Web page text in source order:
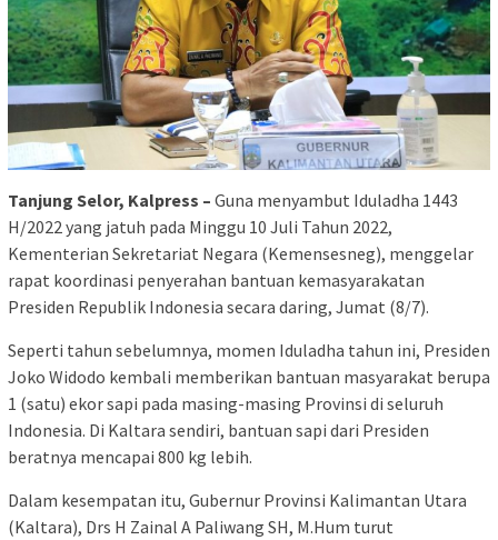
Tanjung Selor, Kalpress – Guna menyambut Iduladha 1443
H/2022 yang jatuh pada Minggu 10 Juli Tahun 2022,
Kementerian Sekretariat Negara (Kemensesneg), menggelar
rapat koordinasi penyerahan bantuan kemasyarakatan
Presiden Republik Indonesia secara daring, Jumat (8/7).
Seperti tahun sebelumnya, momen Iduladha tahun ini, Presiden
Joko Widodo kembali memberikan bantuan masyarakat berupa
1 (satu) ekor sapi pada masing-masing Provinsi di seluruh
Indonesia. Di Kaltara sendiri, bantuan sapi dari Presiden
beratnya mencapai 800 kg lebih.
Dalam kesempatan itu, Gubernur Provinsi Kalimantan Utara
(Kaltara), Drs H Zainal A Paliwang SH, M.Hum turut